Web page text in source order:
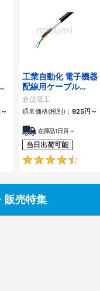
～
4.6
工業自動化 電子機器
配線用ケーブル
KVC-36シリーズ
倉茂電工
通常価格(税別)： 925円～
在庫品1日目～
当日出荷可能
販売特集